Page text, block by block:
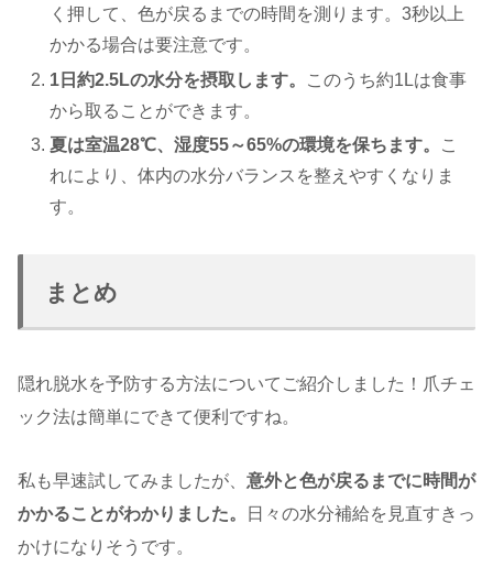
く押して、色が戻るまでの時間を測ります。3秒以上
かかる場合は要注意です。
1日約2.5Lの水分を摂取します。
このうち約1Lは食事
から取ることができます。
夏は室温28℃、湿度55～65%の環境を保ちます。
こ
れにより、体内の水分バランスを整えやすくなりま
す。
まとめ
隠れ脱水を予防する方法についてご紹介しました！爪チェ
ック法は簡単にできて便利ですね。
私も早速試してみましたが、 意外と色が戻るまでに時間が
かかることがわかりました。
日々の水分補給を見直すきっ
かけになりそうです。